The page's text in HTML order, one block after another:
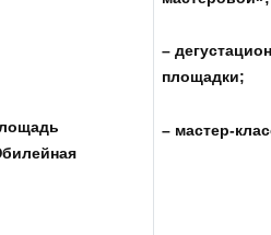
–
площадки;
– мастер-